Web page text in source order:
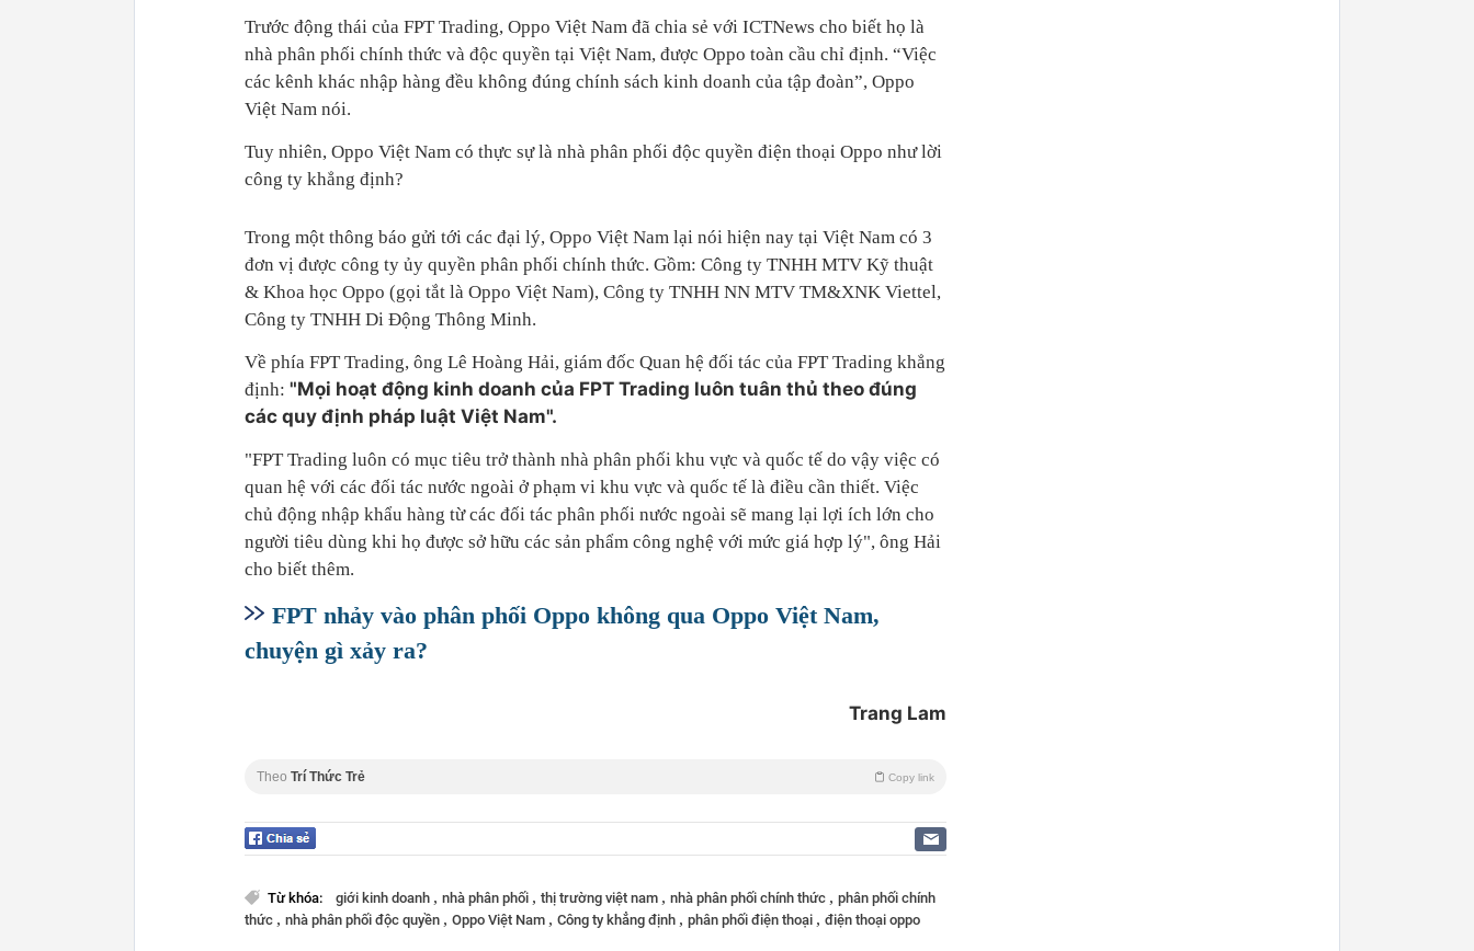
Trước động thái của FPT Trading, Oppo Việt Nam đã chia sẻ với ICTNews cho biết họ là
nhà phân phối chính thức và độc quyền tại Việt Nam, được Oppo toàn cầu chỉ định. “Việc
các kênh khác nhập hàng đều không đúng chính sách kinh doanh của tập đoàn”, Oppo
Việt Nam nói.
Tuy nhiên, Oppo Việt Nam có thực sự là nhà phân phối độc quyền điện thoại Oppo như lời
công ty khẳng định?
Trong một thông báo gửi tới các đại lý, Oppo Việt Nam lại nói hiện nay tại Việt Nam có 3
đơn vị được công ty ủy quyền phân phối chính thức. Gồm: Công ty TNHH MTV Kỹ thuật
& Khoa học Oppo (gọi tắt là Oppo Việt Nam), Công ty TNHH NN MTV TM&XNK Viettel,
Công ty TNHH Di Động Thông Minh.
Về phía FPT Trading, ông Lê Hoàng Hải, giám đốc Quan hệ đối tác của FPT Trading khẳng
định: "Mọi hoạt động kinh doanh của FPT Trading luôn tuân thủ theo đúng
các quy định pháp luật Việt Nam".
"FPT Trading luôn có mục tiêu trở thành nhà phân phối khu vực và quốc tế do vậy việc có
quan hệ với các đối tác nước ngoài ở phạm vi khu vực và quốc tế là điều cần thiết. Việc
chủ động nhập khẩu hàng từ các đối tác phân phối nước ngoài sẽ mang lại lợi ích lớn cho
người tiêu dùng khi họ được sở hữu các sản phẩm công nghệ với mức giá hợp lý", ông Hải
cho biết thêm.
FPT nhảy vào phân phối Oppo không qua Oppo Việt Nam,
chuyện gì xảy ra?
Trang Lam
Theo Trí Thức Trẻ Copy link
Từ khóa: giới kinh doanh , nhà phân phối , thị trường việt nam , nhà phân phối chính thức , phân phối chính
thức , nhà phân phối độc quyền , Oppo Việt Nam , Công ty khẳng định , phân phối điện thoại , điện thoại oppo